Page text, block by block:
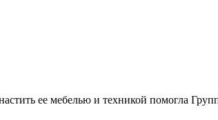
ее мебелью и техникой помогла